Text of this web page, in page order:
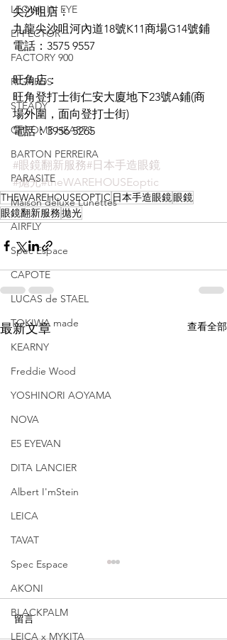
LEOWL IN EYE
EFFECTOR
FACTORY 900
RIGARDS
STEADY
CHROME HEARTS
BARTON PERREIRA
PARASITE
Maison deluxe Lunettes
AIRFLY
Spec Espace
CAPOTE
LUCAS de STAEL
TOKIWA made
KEARNY
Freddie Wood
YOSHINORI AOYAMA
NOVA
E5 EYEVAN
DITA LANCIER
Albert I'mStein
LEICA
TAVAT
Spec Espace
AKONI
BLACKPALM
LEICA x MYKITA
尖沙咀店：
九龍尖沙咀河內道18號K11商場G14號鋪
電話：3575 9557
旺角店：
旺角登打士街仁安大廈地下23號A鋪(商
場外圍，面向登打士街)
電話：3956 5265
#眼鏡翻新服務#日本手造眼鏡
#拋光#theWAREHOUSEoptic
THEWAREHOUSEOPTIC 日本手造眼鏡眼鏡
眼鏡翻新服務拋光
最新文章 查看全部
留言